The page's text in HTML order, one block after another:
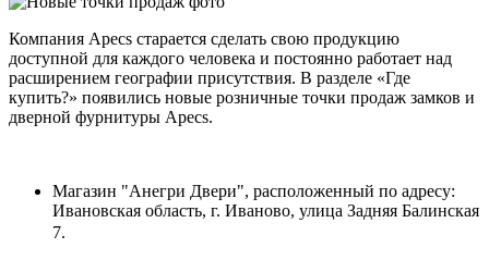
Компания Apecs старается сделать свою продукцию
доступной для каждого человека и постоянно работает над
расширением географии присутствия. В разделе «Где
купить?» появились новые розничные точки продаж замков и
дверной фурнитуры Apecs.
Магазин "Анегри Двери", расположенный по адресу:
Ивановская область, г. Иваново, улица Задняя Балинская
7.